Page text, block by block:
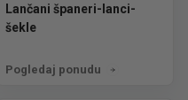
Lančani španeri-lanci-
šekle
Pogledaj ponudu